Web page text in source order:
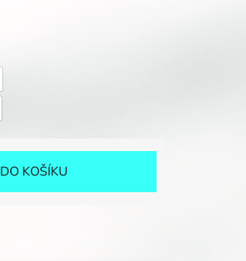
DO KOŠÍKU